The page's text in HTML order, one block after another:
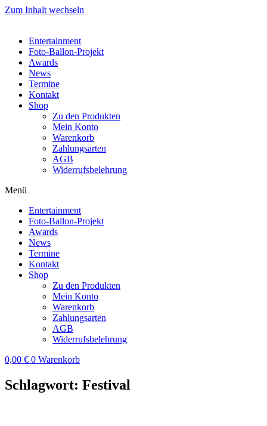
Zum Inhalt wechseln
Entertainment
Foto-Ballon-Projekt
Awards
News
Termine
Kontakt
Shop
Zu den Produkten
Mein Konto
Warenkorb
Zahlungsarten
AGB
Widerrufsbelehrung
Menü
Entertainment
Foto-Ballon-Projekt
Awards
News
Termine
Kontakt
Shop
Zu den Produkten
Mein Konto
Warenkorb
Zahlungsarten
AGB
Widerrufsbelehrung
0,00 € 0 Warenkorb
Schlagwort: Festival